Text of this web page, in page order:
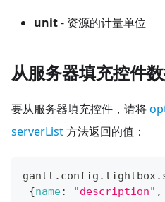
unit- 资源的计量单位
从服务器填充控件
要从服务器填充控件，请将
serverList方法返回的值：
gantt . config . lightbox.
{name: "description" ,